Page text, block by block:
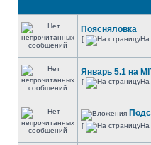
Поясняловка
[ На
Январь 5.1 на
[ На
[ На